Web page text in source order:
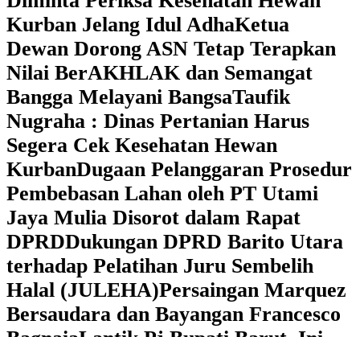
Kurban Jelang Idul AdhaKetua
Dewan Dorong ASN Tetap Terapkan
Nilai BerAKHLAK dan Semangat
Bangga Melayani BangsaTaufik
Nugraha : Dinas Pertanian Harus
Segera Cek Kesehatan Hewan
KurbanDugaan Pelanggaran Prosedur
Pembebasan Lahan oleh PT Utami
Jaya Mulia Disorot dalam Rapat
DPRDDukungan DPRD Barito Utara
terhadap Pelatihan Juru Sembelih
Halal (JULEHA)Persaingan Marquez
Bersaudara dan Bayangan Francesco